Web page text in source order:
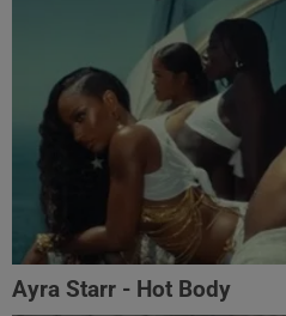
Ayra Starr - Hot Body